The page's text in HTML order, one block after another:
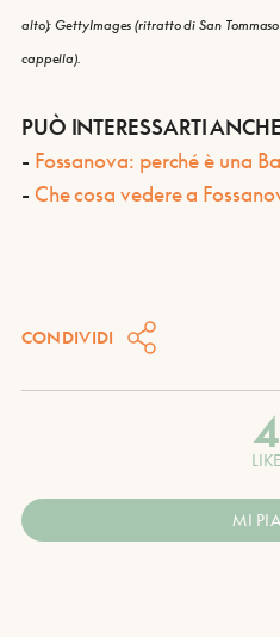
alto); GettyImages (ritratto di San
cappella).
PUÒ INTERESSARTI
- Fossanova: perché è una
- Che cosa vedere a
CONDIVIDI
4
LIKE
MI